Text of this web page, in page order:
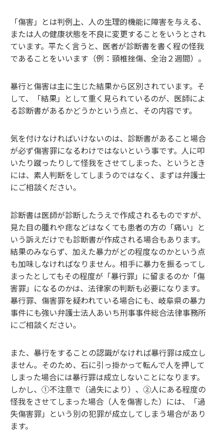
「傷害」とは判例上、人の生理的機能に障害を与える、
または人の健康状態を不良に変更することをいうとされ
ています。平たく言うと、医者が診断書を書く程の怪我
であることをいいます（例：頸椎挫傷、全治２週間）。
暴行と傷害は主に生じた結果から区別されています。そ
して、「結果」として重く見られているのが、医師によ
る診断書があるかどうかという点と、その内容です。
気を付けなければいけないのは、診断書があること場合
が必ず傷害罪になるわけではないという事です。人に叩
いたり蹴ったりして怪我をさせてしまった、というとき
には、素人判断をしてしまうのではなく、まずは弁護士
にご相談ください。
診断書は医師が診断したうえで作成されるものですが、
見た目の腫れや痣などはなくても患者の方の「痛い」と
いう訴えだけでも診断書が作成される場合もあります。
結果のみならず、加えた暴力がどの程度なのかという点
も加味しなければなりません。相手に暴力を振るってし
まったとしてもその程度が「暴行罪」に留まるのか「傷
害罪」になるのかは、法律家の判断も必要になります。
暴行罪、傷害罪を疑われている場合にも、岐阜県の暴力
事件にも強い弁護士法人あいち刑事事件総合法律事務所
にご相談ください。
また、暴行をすることの認識がなければ暴行罪は成立し
ません。そのため、石に引っ掛かって転んで人を押して
しまった場合には暴行罪は成立しないことになります。
しかし、①不注意で（過失により）、②人にある程度の
怪我をさせてしまった場合（人を傷害した）には、「過
失傷害罪」という別の犯罪が成立してしまう場合があり
ます。